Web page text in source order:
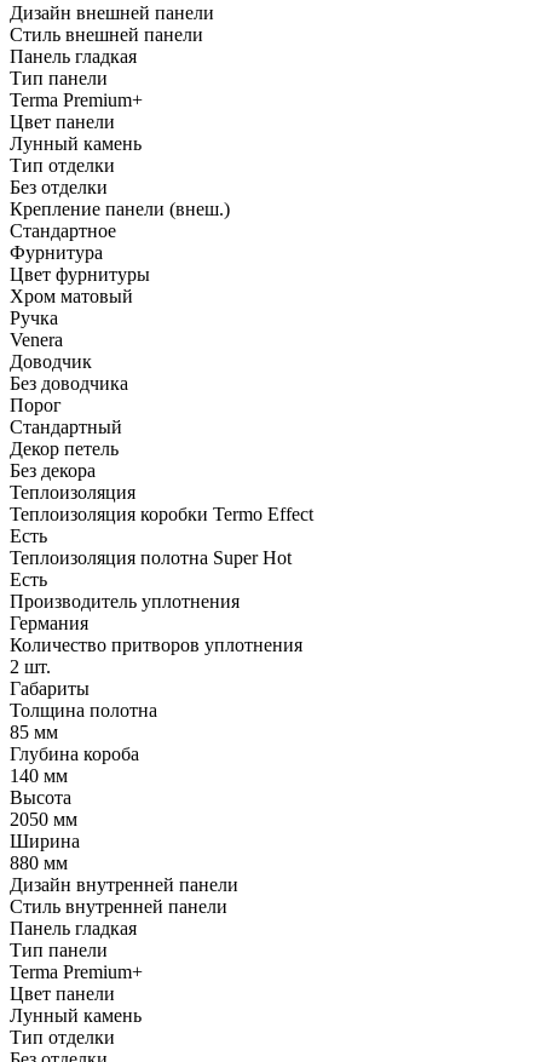
Дизайн внешней панели
Стиль внешней панели
Панель гладкая
Тип панели
Terma Premium+
Цвет панели
Лунный камень
Тип отделки
Без отделки
Крепление панели (внеш.)
Стандартное
Фурнитура
Цвет фурнитуры
Хром матовый
Ручка
Venera
Доводчик
Без доводчика
Порог
Стандартный
Декор петель
Без декора
Теплоизоляция
Теплоизоляция коробки Termo Effect
Есть
Теплоизоляция полотна Super Нot
Есть
Производитель уплотнения
Германия
Количество притворов уплотнения
2 шт.
Габариты
Толщина полотна
85 мм
Глубина короба
140 мм
Высота
2050 мм
Ширина
880 мм
Дизайн внутренней панели
Стиль внутренней панели
Панель гладкая
Тип панели
Terma Premium+
Цвет панели
Лунный камень
Тип отделки